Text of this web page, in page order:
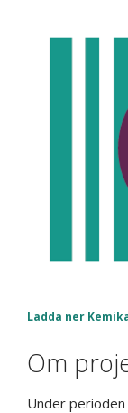
Ladda ner
Om
Under